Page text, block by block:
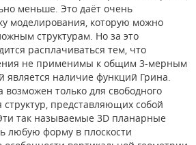
меньше. Это даёт очень
моделирования, которую можно
структурам. Но за это
расплачиваться тем, что
не применимы к общим 3-мерным
является наличие функций Грина.
возможен только для свободного
структур, представляющих собой
так называемые 3D планарные
любую форму в плоскости